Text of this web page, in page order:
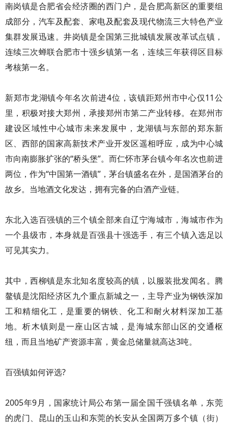
南岗镇是合肥省会经济圈的西门户，是合肥高新区的重要组
成部分，汽车及配套、家电及配套及现代物流三大特色产业
集群发展迅速。井岗镇是全国第三批城镇发展改革试点镇，
连续三次蝉联合肥市十强乡镇第一名，连续三年获得区目标
考核第一名。
新郑市龙湖镇今年名次前进4位，该镇距郑州市中心仅11公
里，积极对接大郑州，承接郑州市第二产业转移。在郑州市
建设区域性中心城市未来发展中，龙湖镇与东部的郑东新
区、西部的国家高新技术产业开发区遥相呼应，成为中心城
市向南膨胀扩张的“桥头堡”。而仁怀市茅台镇今年名次也前进
两位，作为“中国第一酒镇”，茅台镇盛名在外，是国酒茅台的
故乡。当地酒文化发达，拥有完备的白酒产业链。
东北入选百强镇的三个镇全部来自辽宁海城市，海城市作为
一个县级市，本身就是百强县十强选手，有三个镇入选足以
可见其实力。
其中，西柳镇是东北知名度较高的镇，以服装批发闻名。腾
鳌镇是沈阳经济区九个重点新城之一，主导产业为钢铁深加
工和精细化工，是重要的钢铁、化工和耐火材料深加工基
地。析木镇则是一座山区古城，是海城东部山区的交通枢
纽，而且当地矿产资源丰富，黄金总储量就高达3吨。
百强镇如何评选?
2005年9月，国家统计局公布第一届全国千强镇名单，东莞
的虎门、昆山的玉山和东莞的长安从全国两万多个镇（街）